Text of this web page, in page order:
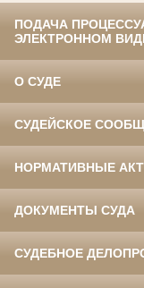
ПОДАЧА
ЭЛЕКТРОННОМ
О СУДЕ
СУДЕЙСКОЕ
НОРМАТИВНЫЕ
ДОКУМЕНТЫ СУДА
СУДЕБНОЕ